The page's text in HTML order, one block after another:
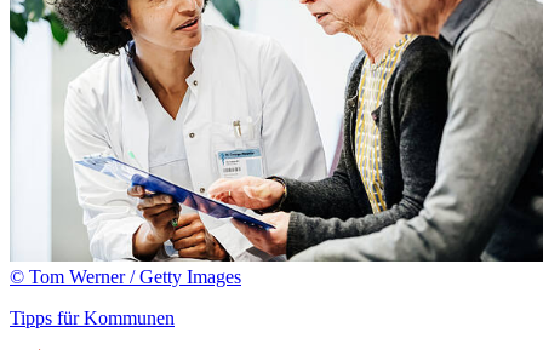
© Tom Werner / Getty Images
Tipps für Kommunen